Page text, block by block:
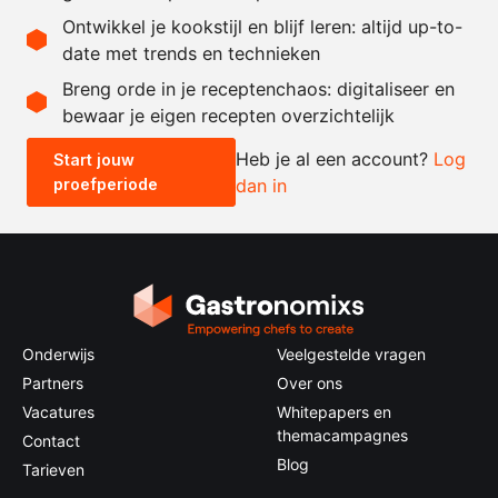
Recept omrekenen
- +
0.5x 1x 2x
Ontwikkel je kookstijl en blijf leren: altijd up-to-
date met trends en technieken
Breng orde in je receptenchaos: digitaliseer en
bewaar je eigen recepten overzichtelijk
Start jouw
proefperiode
Heb je al een account? Log
dan in
Onderwijs
Partners
Vacatures
Contact
Tarieven
Veelgestelde vragen
Over ons
Whitepapers en
themacampagnes
Blog